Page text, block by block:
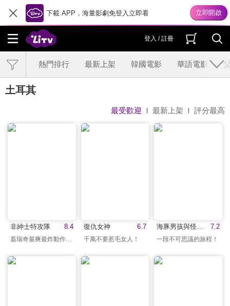
下載 APP，海量影劇免登入立即看
登入 / 註冊
熱門排行 最新上架 韓國電影 華語電影
土耳其
最受歡迎 最新上架 評分最高
8.4
非紳士特攻隊 6.7
復仇女神
千萬不要惹毛女人！
7.2
一段不可思議的旅程！